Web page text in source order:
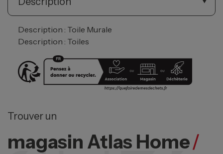
Description : Toile Murale
Description : Toiles
Trouver un
magasin Atlas Home/